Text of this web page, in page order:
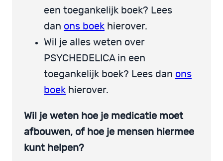
een toegankelijk boek? Lees
dan ons boek hierover.
Wil je alles weten over
PSYCHEDELICA in een
toegankelijk boek? Lees dan ons
boek hierover.
Wil je weten hoe je medicatie moet
afbouwen, of hoe je mensen hiermee
kunt helpen?